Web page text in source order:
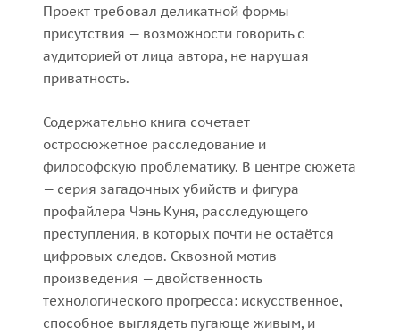
Проект требовал деликатной формы
присутствия — возможности говорить с
аудиторией от лица автора, не нарушая
приватность.
Содержательно книга сочетает
остросюжетное расследование и
философскую проблематику. В центре сюжета
— серия загадочных убийств и фигура
профайлера Чэнь Куня, расследующего
преступления, в которых почти не остаётся
цифровых следов. Сквозной мотив
произведения — двойственность
технологического прогресса: искусственное,
способное выглядеть пугающе живым, и